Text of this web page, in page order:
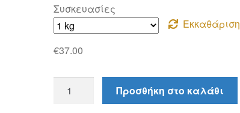
€37.00
Συσκευασίες
Εκκαθάριση
€37.00
Αιγίνης
Προσθήκη στο καλάθι